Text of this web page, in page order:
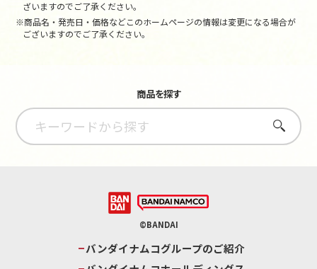
ざいますのでご了承ください。
※商品名・発売日・価格などこのホームページの情報は変更になる場合が
ございますのでご了承ください。
商品を探す
さがす
©BANDAI
バンダイナムコグループのご紹介